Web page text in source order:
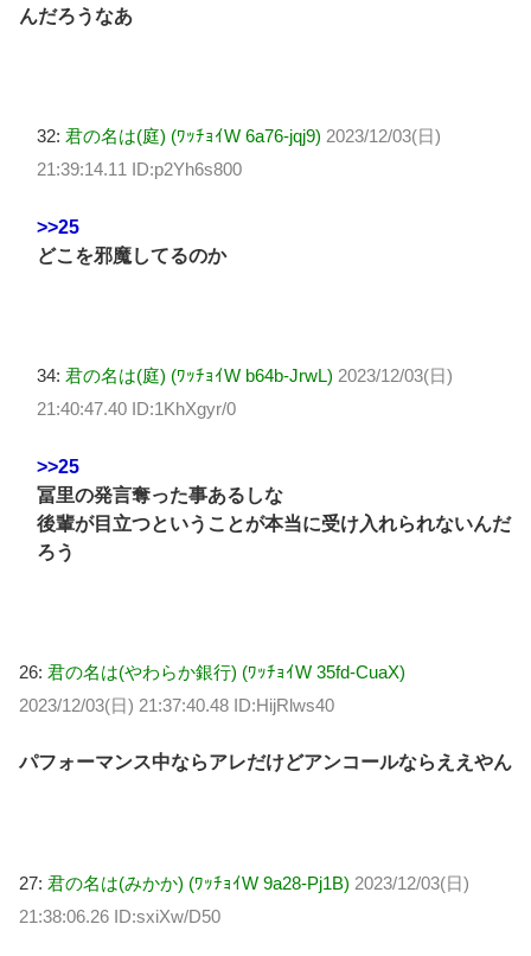
んだろうなあ
32: 君の名は(庭) (ﾜｯﾁｮｲW 6a76-jqj9) 2023/12/03(日)
21:39:14.11 ID:p2Yh6s800
>>25
どこを邪魔してるのか
34: 君の名は(庭) (ﾜｯﾁｮｲW b64b-JrwL) 2023/12/03(日)
21:40:47.40 ID:1KhXgyr/0
>>25
冨里の発言奪った事あるしな
後輩が目立つということが本当に受け入れられないんだ
ろう
26: 君の名は(やわらか銀行) (ﾜｯﾁｮｲW 35fd-CuaX)
2023/12/03(日) 21:37:40.48 ID:HijRlws40
パフォーマンス中ならアレだけどアンコールならええやん
27: 君の名は(みかか) (ﾜｯﾁｮｲW 9a28-Pj1B) 2023/12/03(日)
21:38:06.26 ID:sxiXw/D50